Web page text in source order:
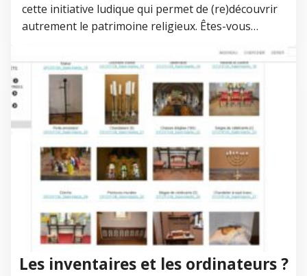
cette initiative ludique qui permet de (re)découvrir
autrement le patrimoine religieux. Êtes-vous…
Les inventaires et les ordinateurs ?